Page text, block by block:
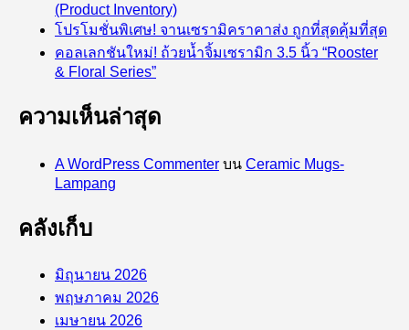
(Product Inventory)
โปรโมชั่นพิเศษ! จานเซรามิคราคาส่ง ถูกที่สุดคุ้มที่สุด
คอลเลกชันใหม่! ถ้วยน้ำจิ้มเซรามิก 3.5 นิ้ว “Rooster
& Floral Series”
ความเห็นล่าสุด
A WordPress Commenter บน Ceramic Mugs-
Lampang
คลังเก็บ
มิถุนายน 2026
พฤษภาคม 2026
เมษายน 2026